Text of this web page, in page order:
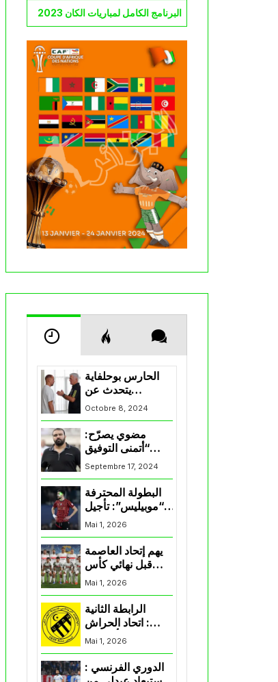
البرنامج الكامل لمباريات الكان 2023
الحارس بوحلفاية
يتحدث عن
طموحاته مع
المنتخب و شباب
قسنطينة
Octobre 8, 2024
مضوي يصرّح:
“أتمنى التوفيق
لممثلي الكرة
الجزائرية في
Septembre 17, 2024
البطولة المحترفة
“موبيليس”: تأجيل
مباراة إتحاد
العاصمة وأتلتيك
بارادو
Mai 1, 2026
يهم إتحاد العاصمة
قبل نهائي كأس
اكاف : الزمالك
يسقط بثلاثية أمام
Mai 1, 2026
الرابطة الثانية
: اتحاد الحراش
يحسم التأهل إلى
“البلاي أوف”
Mai 1, 2026
الدوري الفرنسي :